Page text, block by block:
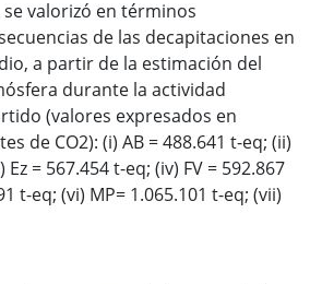
se valorizó en términos
de las decapitaciones en
a partir de la estimación del
durante la actividad
(valores expresados en
de CO2): (i) AB = 488.641 t-eq; (ii)
Ez = 567.454 t-eq; (iv) FV = 592.867
t-eq; (vi) MP= 1.065.101 t-eq; (vii)